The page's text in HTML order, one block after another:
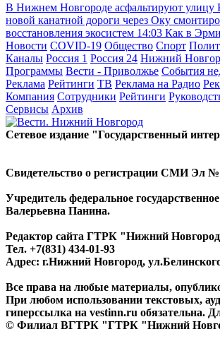
В Нижнем Новгороде асфальтируют улицу
новой канатной дороги через Оку
восстановления экосистем 14:03 Как в
Новости COVID-19 Общество Спорт
Каналы Россия 1 Россия 24 Нижний
Программы Вести - Приволжье События
Реклама Рейтинги ТВ Реклама на Радио
Компания Сотрудники Рейтинги
Сервисы Архив
Сетевое издание "Государственный
Свидетельство о регистрации СМИ Эл №
Учредитель федеральное
Валерьевна Панина.
Редактор сайта ГТРК "Нижний
Тел. +7(831) 434-01-93
Адрес: г.Нижний Новгород,
Все права на любые материалы,
При любом использовании текстовых,
гиперссылка на vestinn.ru обязательна.
© Филиал ВГТРК "ГТРК "Нижний